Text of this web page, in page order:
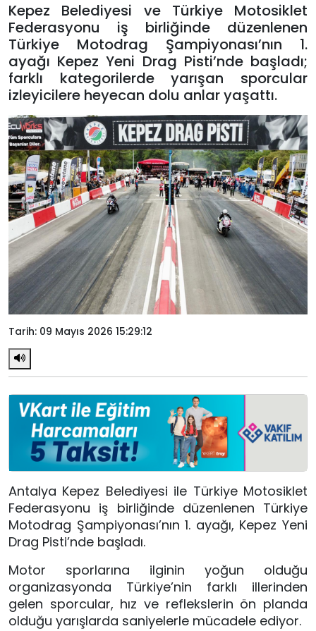
Kepez Belediyesi ve Türkiye Motosiklet
Federasyonu iş birliğinde düzenlenen
Türkiye Motodrag Şampiyonası’nın 1.
ayağı Kepez Yeni Drag Pisti’nde başladı;
farklı kategorilerde yarışan sporcular
izleyicilere heyecan dolu anlar yaşattı.
Tarih: 09 Mayıs 2026 15:29:12
Antalya Kepez Belediyesi ile Türkiye Motosiklet
Federasyonu iş birliğinde düzenlenen Türkiye
Motodrag Şampiyonası’nın 1. ayağı, Kepez Yeni
Drag Pisti’nde başladı.
Motor sporlarına ilginin yoğun olduğu
organizasyonda Türkiye’nin farklı illerinden
gelen sporcular, hız ve reflekslerin ön planda
olduğu yarışlarda saniyelerle mücadele ediyor.